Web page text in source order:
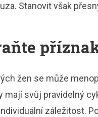
Stanovit však
žen se může
mají svůj pravidelný
záležitost.